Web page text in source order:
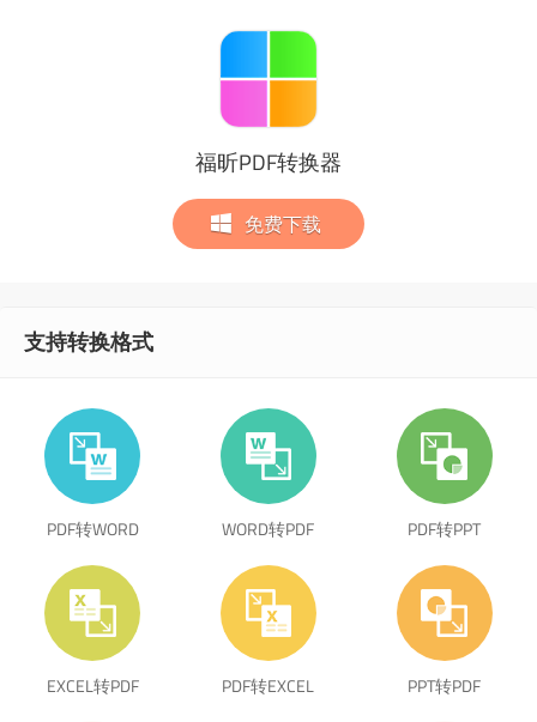
福昕PDF转换器
免费下载
支持转换格式
PDF转WORD WORD转PDF PDF转PPT
EXCEL转PDF PDF转EXCEL PPT转PDF